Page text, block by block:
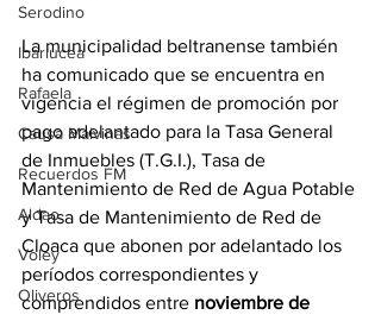
Serodino
Ibarlucea
Rafaela
Causa Malvinas
Recuerdos FM
Aldao
Voley
Oliveros
La municipalidad beltranense también
ha comunicado que se encuentra en
vigencia el régimen de promoción por
pago adelantado para la Tasa General
de Inmuebles (T.G.I.), Tasa de
Mantenimiento de Red de Agua Potable
y Tasa de Mantenimiento de Red de
Cloaca que abonen por adelantado los
períodos correspondientes y
comprendidos entre noviembre de